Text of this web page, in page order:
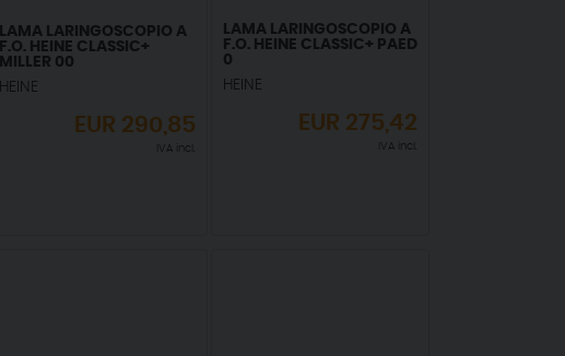
LAMA LARINGOSCOPIO A
F.O. HEINE CLASSIC+
MILLER 00
HEINE
EUR 290,85
IVA incl.
LAMA LARINGOSCOPIO A
F.O. HEINE CLASSIC+ PAED
0
HEINE
EUR 275,42
IVA incl.